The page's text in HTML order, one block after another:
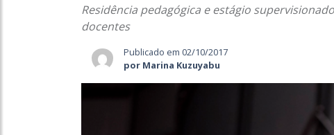
Residência pedagógica e estágio
docentes
Publicado em 02/10/2017
por Marina Kuzuyabu